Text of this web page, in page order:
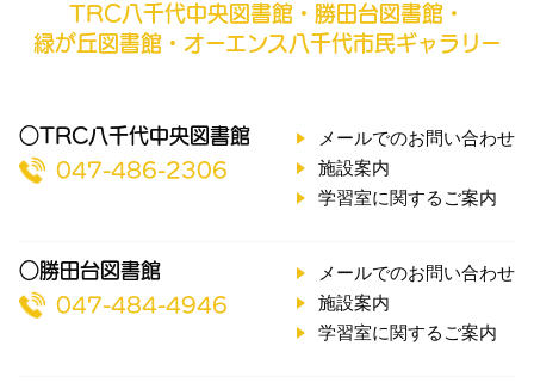
TRC八千代中央図書館・勝田台図書館・
緑が丘図書館・オーエンス八千代市民ギャラリー
○TRC八千代中央図書館
047-486-2306
メールでのお問い合わせ
施設案内
学習室に関するご案内
○勝田台図書館
047-484-4946
メールでのお問い合わせ
施設案内
学習室に関するご案内